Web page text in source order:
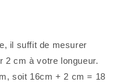
il suffit de mesurer
2 cm à votre longueur.
soit 16cm + 2 cm = 18